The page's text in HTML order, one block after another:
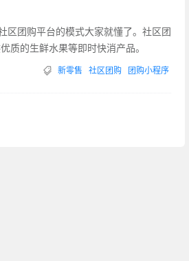
区团购平台的模式大家就懂了。社区团
质的生鲜水果等即时快消产品。
新零售 社区团购 团购小程序